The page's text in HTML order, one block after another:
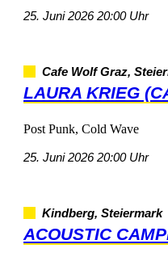
25.Juni202620:00Uhr
PostPunk,ColdWave
25.Juni202620:00Uhr
Kindberg,Steiermark